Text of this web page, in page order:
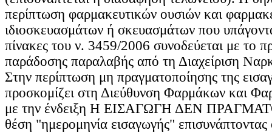
περίπτωση φαρμακευτικών ουσιών και
ιδιοσκευασμάτων ή σκευασμάτων που
πίνακες του ν. 3459/2006 συνοδεύεται με το
παράδοσης παραλαβής από τη Διαχείριση
Στην περίπτωση μη πραγματοποίησης της
προσκομίζει στη Διεύθυνση Φαρμάκων και
με την ένδειξη Η ΕΙΣΑΓΩΓΗ ΔΕΝ
θέση "ημερομηνία εισαγωγής"